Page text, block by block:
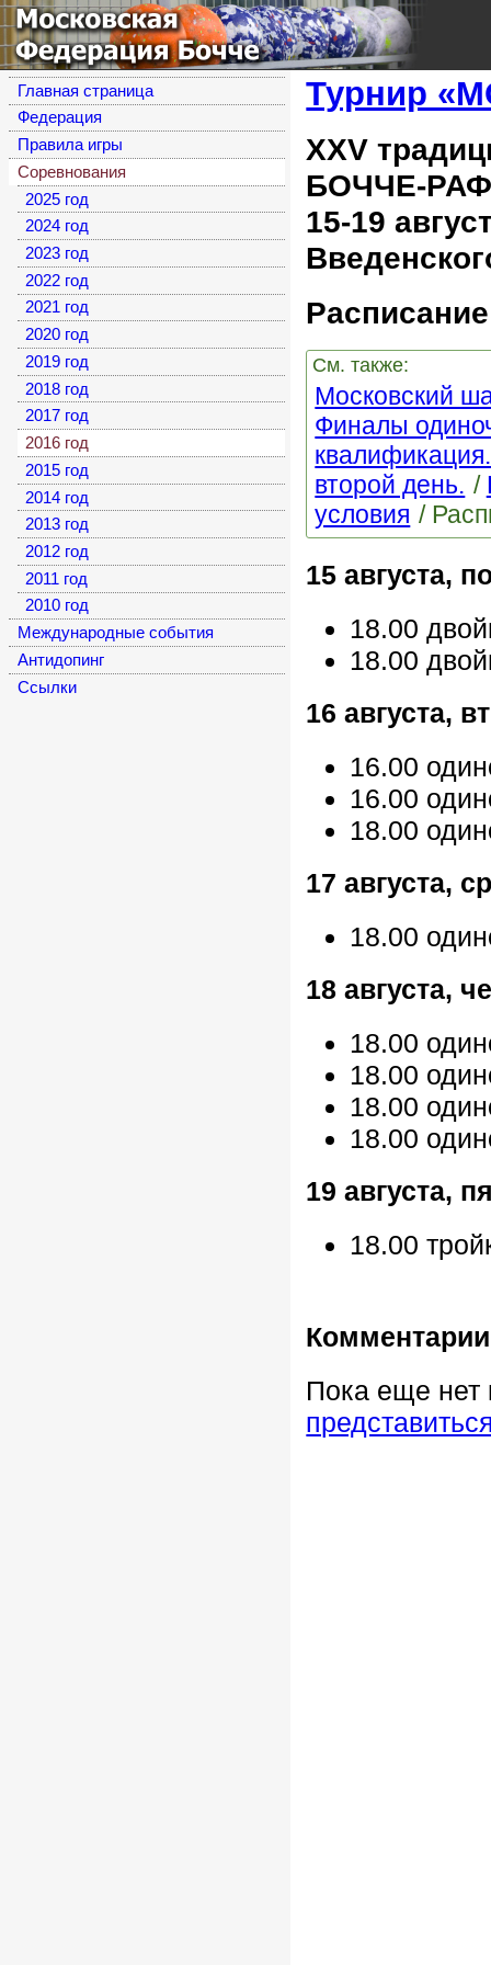
Московская
Федерация Бочче
Турнир
XХV
БОЧЧЕ-
15-19
Расписание
См. также:
Московский
Финалы
квалификация.
второй день.
условия
15 августа,
18.00
18.00
16 августа,
16.00
16.00
18.00
17 августа,
18.00
18 августа,
18.00
18.00
18.00
18.00
19 августа,
18.00
Комментарии
Пока еще нет
Главная страница
Федерация
Правила игры
Соревнования
2025 год
2024 год
2023 год
2022 год
2021 год
2020 год
2019 год
2018 год
2017 год
2016 год
2015 год
2014 год
2013 год
2012 год
2011 год
2010 год
Международные события
Антидопинг
Cсылки